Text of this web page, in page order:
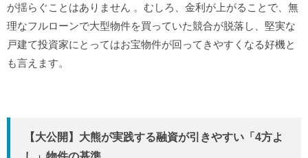
が揺らぐことはありません 。むしろ、金利が上がることで、無
理なフルローンで大型物件を買っていた競合が脱落し、堅実な
戸建て投資家にとってはお宝物件が回ってきやすくなる好機と
も言えます。
【大公開】大熊が実践する融資が引きやすい「4方よ